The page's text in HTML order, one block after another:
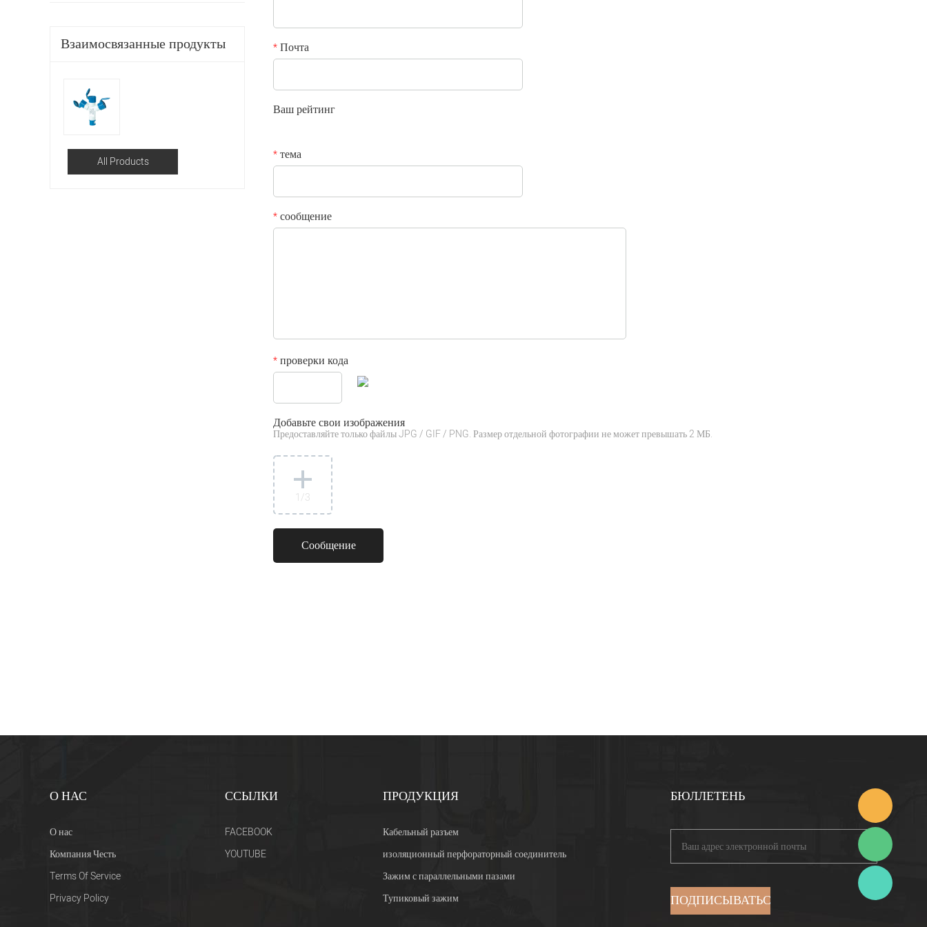
Взаимосвязанные продукты
All Products
*Почта
Ваш рейтинг
*тема
*сообщение
*проверки кода
Добавьте свои изображения
Предоставляйте только файлы JPG / GIF / PNG. Размер отдельной фотографии не может превышать 2 МБ.
1/3
О НАС
О нас
Компания Честь
Terms Of Service
Privacy Policy
ССЫЛКИ
FACEBOOK
YOUTUBE
ПРОДУКЦИЯ
Кабельный разъем
изоляционный перфораторный соединитель
Зажим с параллельными пазами
Тупиковый зажим
БЮЛЛЕТЕНЬ